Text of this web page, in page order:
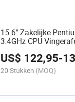
15.6" Zakelijke
3.4GHz CPU
US$ 122,95-
20 Stukken (MOQ)